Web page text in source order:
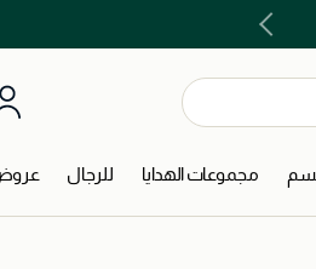
اشتري الآن
مجموعات الهدايا للرجال